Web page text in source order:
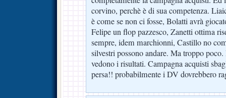
corvino, perchè è di sua competenza.
è come se non ci fosse, Bolatti avrà
Felipe un flop pazzesco, Zanetti ottima
sempre, idem marchionni, Castillo no
silvestri possono andare. Ma troppo
vedono i risultati. Campagna acquisti
persa!! probabilmente i DV dovrebbero